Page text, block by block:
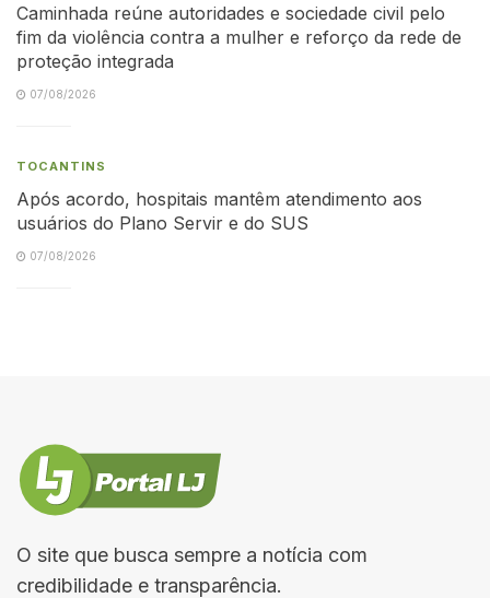
Caminhada reúne autoridades e sociedade civil pelo
fim da violência contra a mulher e reforço da rede de
proteção integrada
07/08/2026
TOCANTINS
Após acordo, hospitais mantêm atendimento aos
usuários do Plano Servir e do SUS
07/08/2026
O site que busca sempre a notícia com
credibilidade e transparência.